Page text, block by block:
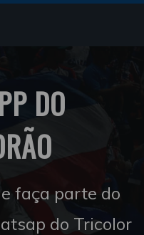
DO
faça parte do
do Tricolor